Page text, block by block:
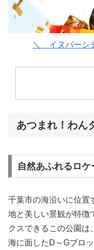
＼ イヌバーシ
あつまれ！わん
自然あふれるロ
千葉市の海沿いに位置
地と美しい景観が特徴
クスできるこの公園は
海に面したD～Gブロ